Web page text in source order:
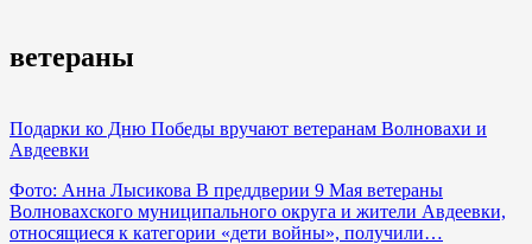
ветераны
Подарки ко Дню Победы вручают ветеранам Волновахи и
Авдеевки
Фото: Анна Лысикова В преддверии 9 Мая ветераны
Волновахского муниципального округа и жители Авдеевки,
относящиеся к категории «дети войны», получили…